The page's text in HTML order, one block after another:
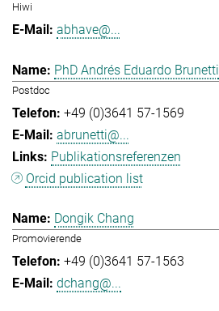
Hiwi
abhave@...
PhD Andrés Eduardo Brunetti
Postdoc
+49 (0)3641 57-1569
abrunetti@...
Publikationsreferenzen
Orcid publication list
Dongik Chang
Promovierende
+49 (0)3641 57-1563
dchang@...